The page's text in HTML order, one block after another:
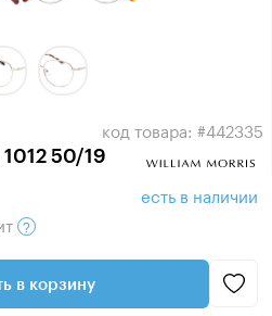
50/19
код товара: #442335
есть в наличии
в корзину